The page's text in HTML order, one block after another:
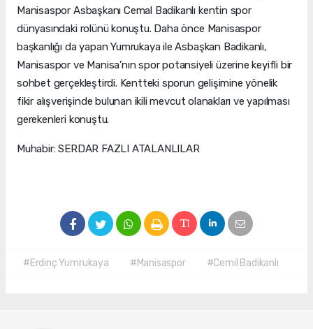
Manisaspor Asbaşkanı Cemal Badikanlı kentin spor
dünyasındaki rolünü konuştu. Daha önce Manisaspor
başkanlığı da yapan Yumrukaya ile Asbaşkan Badikanlı,
Manisaspor ve Manisa’nın spor potansiyeli üzerine keyifli bir
sohbet gerçekleştirdi. Kentteki sporun gelişimine yönelik
fikir alışverişinde bulunan ikili mevcut olanakları ve yapılması
gerekenleri konuştu.
Muhabir: SERDAR FAZLI ATALANLILAR
#Erdinç Yumrukaya #Manisaspor #Cemil Badikanlı